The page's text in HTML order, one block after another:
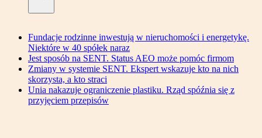
Fundacje rodzinne inwestują w nieruchomości i energetykę.
Niektóre w 40 spółek naraz
Jest sposób na SENT. Status AEO może pomóc firmom
Zmiany w systemie SENT. Ekspert wskazuje kto na nich
skorzysta, a kto straci
Unia nakazuje ograniczenie plastiku. Rząd spóźnia się z
przyjęciem przepisów